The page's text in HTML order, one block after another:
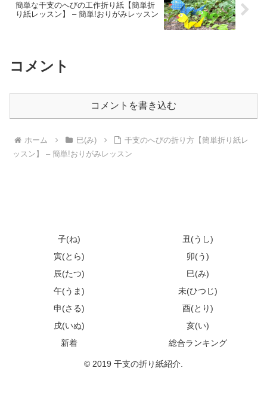
簡単な干支のへびの工作折り紙【簡単折
り紙レッスン】 – 簡単!おりがみレッスン
コメント
コメントを書き込む
ホーム 巳(み)
干支のへびの折り方【簡単折り紙レ
ッスン】 – 簡単!おりがみレッスン
子(ね)
丑(うし)
寅(とら)
卯(う)
辰(たつ)
巳(み)
午(うま)
未(ひつじ)
申(さる)
酉(とり)
戌(いぬ)
亥(い)
新着
総合ランキング
© 2019 干支の折り紙紹介.